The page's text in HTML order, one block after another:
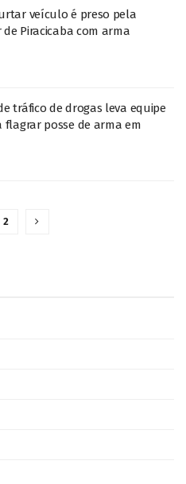
veículo é preso pela
Piracicaba com arma
tráfico de drogas leva equipe
flagrar posse de arma em
2